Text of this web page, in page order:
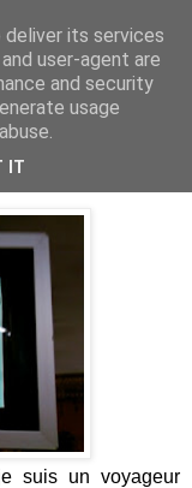
suis un voyageur
its services
user-agent are
and security
usage
IT